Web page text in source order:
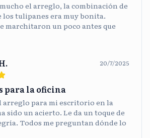
el arreglo, la combinación de
los tulipanes era muy bonita.
marchitaron un poco antes que
20/7/2025
para la oficina
arreglo para mi escritorio en la
sido un acierto. Le da un toque de
Todos me preguntan dónde lo